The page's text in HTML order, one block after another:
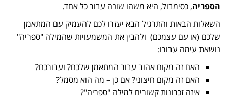
הספריה, כסימבול, היא משהו שונה עבור כל אחד.
השאלות הבאות והתרגיל הבא יעזרו לכם להעמיק עם המתאמן
שלכם (או עם עצמכם) ולהבין את המשמעויות שהמילה "ספריה"
נושאת עימה עבורו:
האם זה מקום אהוב עבור המתאמן שלכם? ועבורכם?
האם זה מקום חיצוני? אם כן – מה הוא מסמל?
איזה זכרונות קשורים למילה "ספריה"?